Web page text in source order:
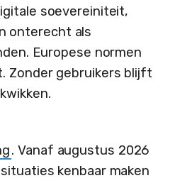
soevereiniteit,
onterecht als
Europese normen
Zonder gebruikers blijft
. Vanaf augustus 2026
kenbaar maken